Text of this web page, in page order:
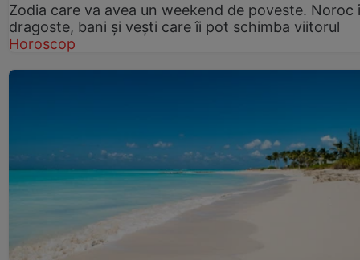
Zodia care va avea un weekend de poveste. Noroc
dragoste, bani și vești care îi pot schimba viitorul
Horoscop